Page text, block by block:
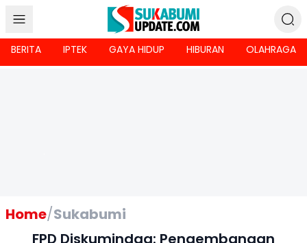
BERITA IPTEK GAYA HIDUP HIBURAN OLAHRAGA
Home/Sukabumi
FPD Diskumindag: Pengembangan